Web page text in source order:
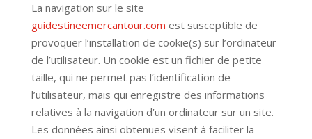
La navigation sur le site
guidestineemercantour.com est susceptible de
provoquer l’installation de cookie(s) sur l’ordinateur
de l’utilisateur. Un cookie est un fichier de petite
taille, qui ne permet pas l’identification de
l’utilisateur, mais qui enregistre des informations
relatives à la navigation d’un ordinateur sur un site.
Les données ainsi obtenues visent à faciliter la